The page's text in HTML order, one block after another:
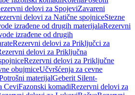
delovi za SpojeviZavareni
delovi za Natične spojniceStezne
izrađene od drugih materijalaRezervni
izrađene od drugih
Rezervni delovi za Priključci za
delovi za Priključna
Rezervni delovi za Priključne
obujmiceUčvršćenja za cevne
materijalGeberit Silent-
CeviFazonski komadiRezervni delovi za